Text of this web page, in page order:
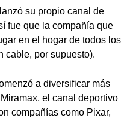
su propio canal de
fue que la compañía que
en el hogar de todos los
cable, por supuesto).
a diversificar más
el canal deportivo
compañías como Pixar,